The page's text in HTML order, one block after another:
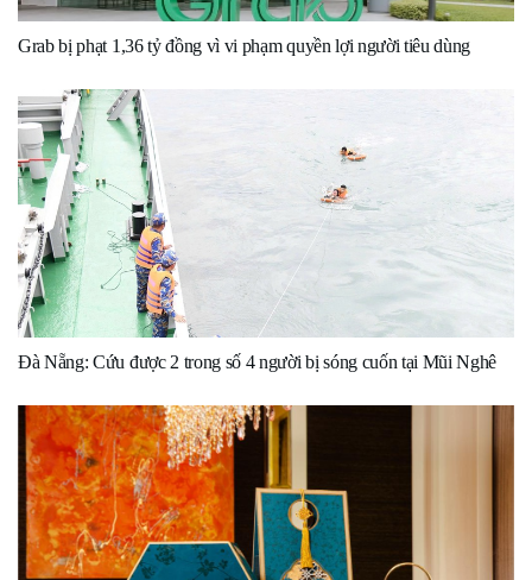
Grab bị phạt 1,36 tỷ đồng vì vi phạm quyền lợi người tiêu dùng
Đà Nẵng: Cứu được 2 trong số 4 người bị sóng cuốn tại Mũi Nghê